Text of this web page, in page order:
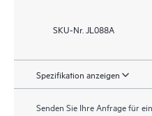
SKU-Nr. JL088A
Spezifikation anzeigen
Senden Sie Ihre Anfrage für